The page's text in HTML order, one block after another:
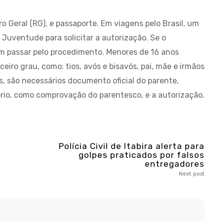
(RG), e passaporte. Em viagens pelo Brasil, um
para solicitar a autorização. Se o
pelo procedimento. Menores de 16 anos
grau, como: tios, avós e bisavós, pai, mãe e irmãos
são necessários documento oficial do parente,
como comprovação do parentesco, e a autorização.
Polícia Civil de Itabira alerta para
golpes praticados por falsos
entregadores
Next post